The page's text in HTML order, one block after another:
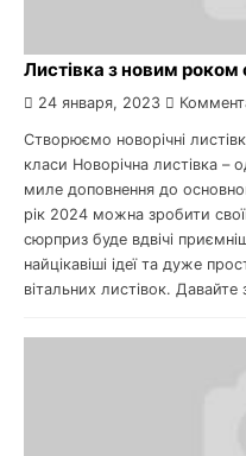
Листівка з новим роком
24 января, 2023
Створюємо новорічні
класи Новорічна листівка –
миле доповнення до
рік 2024 можна зробити
сюрприз буде вдвічі
найцікавіші ідеї та дуже
вітальних листівок.